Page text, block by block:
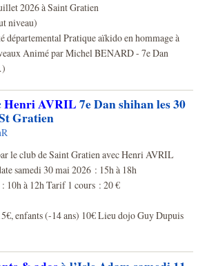
2026 à Saint Gratien
niveau)
départemental Pratique aïkido en hommage à
Animé par Michel BENARD - 7e Dan
Henri AVRIL 7e Dan shihan les 30
Gratien
le club de Saint Gratien avec Henri AVRIL
samedi 30 mai 2026 : 15h à 18h
10h à 12h Tarif 1 cours : 20 €
enfants (-14 ans) 10€ Lieu dojo Guy Dupuis